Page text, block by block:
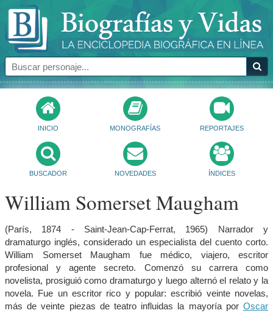
INICIO MONOGRAFÍAS REPORTAJES
BUSCADOR NOVEDADES ÍNDICES
William Somerset Maugham
(París, 1874 - Saint-Jean-Cap-Ferrat, 1965) Narrador y
dramaturgo inglés, considerado un especialista del cuento corto.
William Somerset Maugham fue médico, viajero, escritor
profesional y agente secreto. Comenzó su carrera como
novelista, prosiguió como dramaturgo y luego alternó el relato y la
novela. Fue un escritor rico y popular: escribió veinte novelas,
más de veinte piezas de teatro influidas la mayoría por Oscar